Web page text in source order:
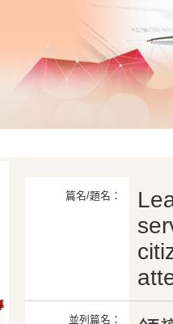
篇名/題名：
並列篇名：